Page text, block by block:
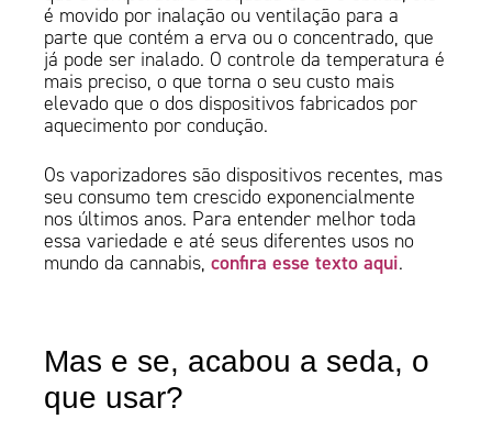
é movido por inalação ou ventilação para a
parte que contém a erva ou o concentrado, que
já pode ser inalado. O controle da temperatura é
mais preciso, o que torna o seu custo mais
elevado que o dos dispositivos fabricados por
aquecimento por condução.
Os vaporizadores são dispositivos recentes, mas
seu consumo tem crescido exponencialmente
nos últimos anos. Para entender melhor toda
essa variedade e até seus diferentes usos no
mundo da cannabis,confira esse texto aqui.
Mas e se, acabou a seda, o
que usar?